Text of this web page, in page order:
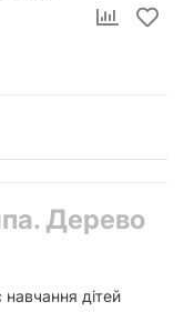
Дерево
дітей